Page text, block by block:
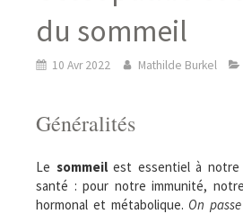
du sommeil
10 Avr 2022 Mathilde Burkel
Généralités
Le sommeilest essentiel à
santé : pour notre immunité,
hormonal et métabolique. On